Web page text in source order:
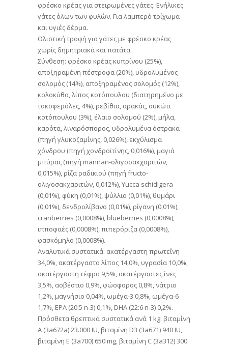
φρέσκο κρέας για στειρωμένες γάτες. Ενήλικες
γάτες όλων των φυλών. Για λαμπερό τρίχωμα
και υγιές δέρμα.
Ολιστική τροφή για γάτες με φρέσκο κρέας
χωρίς δημητριακά και πατάτα.
Σύνθεση: φρέσκο κρέας κυπρίνου (25%),
αποξηραμένη πέστροφα (20%), υδρολυμένος
σολομός (14%), αποξηραμένος σολομός (12%),
κολοκύθα, λίπος κοτόπουλου (διατηρημένο με
τοκοφερόλες, 4%), ρεβίθια, αρακάς, συκώτι
κοτόπουλου (3%), έλαιο σολομού (2%), μήλα,
καρότα, λιναρόσπορος, υδρολυμένα όστρακα
(πηγή γλυκοζαμίνης, 0,026%), εκχύλισμα
χόνδρου (πηγή χονδροϊτίνης, 0,016%), μαγιά
μπύρας (πηγή mannan-ολιγοσακχαριτών,
0,015%), ρίζα ραδικιού (πηγή fructο-
ολιγοσακχαριτών, 0,012%), Yucca schidigera
(0,01%), φύκη (0,01%), ψύλλιο (0,01%), θυμάρι
(0,01%), δενδρολίβανο (0,01%), ρίγανη (0,01%),
cranberries (0,0008%), blueberries (0,0008%),
ιπποφαές (0,0008%), πιπερόριζα (0,0008%),
φασκόμηλο (0,0008%).
Αναλυτικά συστατικά: ακατέργαστη πρωτεΐνη
34,0%, ακατέργαστο λίπος 14,0%, υγρασία 10,0%,
ακατέργαστη τέφρα 9,5%, ακατέργαστες ίνες
3,5%, ασβέστιο 0,9%, φώσφορος 0,8%, νάτριο
1,2%, μαγνήσιο 0,04%, ωμέγα-3 0,8%, ωμέγα-6
1,7%, EPA (20:5 n-3) 0,1%, DHA (22:6 n-3) 0,2%.
Πρόσθετα θρεπτικά συστατικά ανά 1 kg: βιταμίνη
A (3a672a) 23.000 IU, βιταμίνη D3 (3a671) 940 IU,
βιταμίνη E (3a700) 650 mg, βιταμίνη C (3a312) 300